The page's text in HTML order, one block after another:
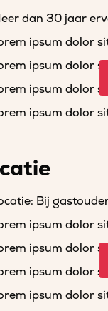
dan 30 jaar
ipsum dolor
ipsum dolor
ipsum dolor
ipsum dolor
Bij
ipsum dolor
ipsum dolor
ipsum dolor
ipsum dolor